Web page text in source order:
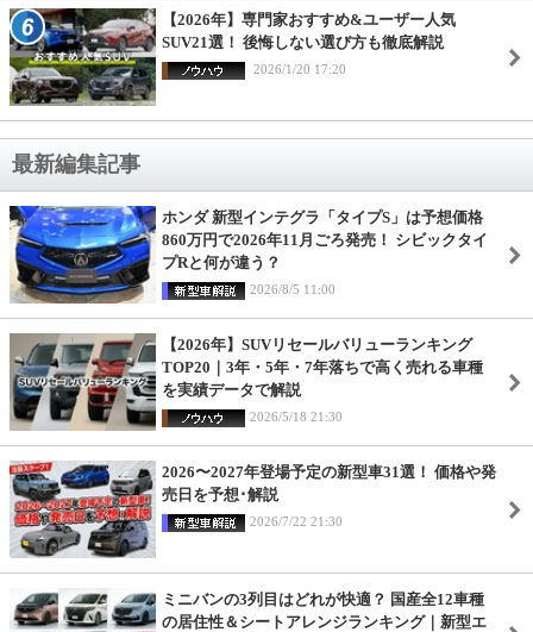
【2026年】専門家おすすめ&ユーザー人気
SUV21選！ 後悔しない選び方も徹底解説
2026/1/20 17:20
最新編集記事
ホンダ 新型インテグラ「タイプS」は予想価格
860万円で2026年11月ごろ発売！ シビックタイ
プRと何が違う？
2026/8/5 11:00
【2026年】SUVリセールバリューランキング
TOP20｜3年・5年・7年落ちで高く売れる車種
を実績データで解説
2026/5/18 21:30
2026〜2027年登場予定の新型車31選！ 価格や発
売日を予想･解説
2026/7/22 21:30
ミニバンの3列目はどれが快適？ 国産全12車種
の居住性＆シートアレンジランキング｜新型エ